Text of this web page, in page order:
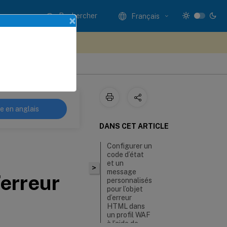
Rechercher Français
en anglais
>
DANS CET ARTICLE
Configurer un
code d’état
et un
message
personnalisés
pour l’objet
d’erreur
HTML dans
un profil WAF
à l’aide de
×